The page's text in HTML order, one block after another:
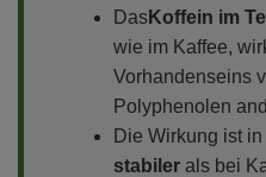
DasKoffein im
wie im Kaffee,
Vorhandenseins
Polyphenolen
Die Wirkung ist in
stabiler als bei